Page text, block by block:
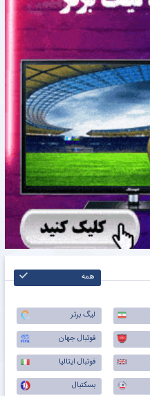
همه
لیگ برتر
فوتبال جهان
فوتبال ایتالیا
بسکتبال